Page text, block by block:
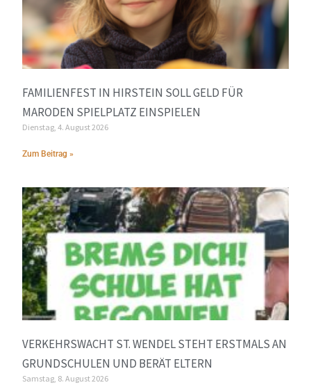
FAMILIENFEST IN HIRSTEIN SOLL GELD FÜR
MARODEN SPIELPLATZ EINSPIELEN
Dienstag, 4. August 2026
Zum Beitrag »
VERKEHRSWACHT ST. WENDEL STEHT ERSTMALS AN
GRUNDSCHULEN UND BERÄT ELTERN
Samstag, 8. August 2026